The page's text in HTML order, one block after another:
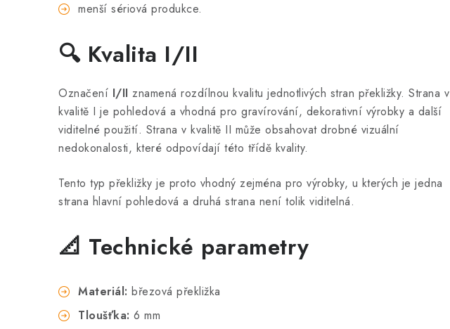
menší sériová produkce.
🔍 Kvalita I/II
Označení I/II znamená rozdílnou kvalitu jednotlivých stran překližky. Strana v
kvalitě I je pohledová a vhodná pro gravírování, dekorativní výrobky a další
viditelné použití. Strana v kvalitě II může obsahovat drobné vizuální
nedokonalosti, které odpovídají této třídě kvality.
Tento typ překližky je proto vhodný zejména pro výrobky, u kterých je jedna
strana hlavní pohledová a druhá strana není tolik viditelná.
📐 Technické parametry
Materiál: březová překližka
Tloušťka: 6 mm